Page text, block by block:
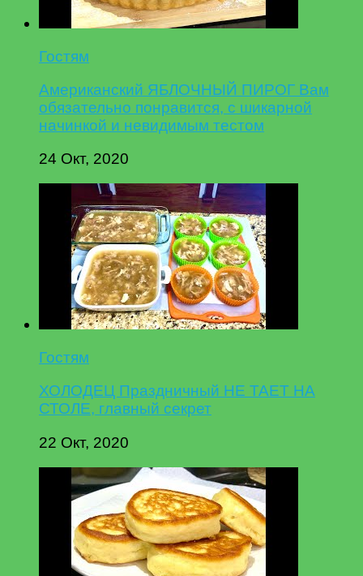
Гостям
Американский ЯБЛОЧНЫЙ ПИРОГ Вам
обязательно понравится, с шикарной
начинкой и невидимым тестом
24 Окт, 2020
Гостям
ХОЛОДЕЦ Праздничный НЕ ТАЕТ НА
СТОЛЕ, главный секрет
22 Окт, 2020